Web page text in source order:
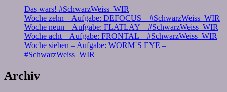
Das wars! #SchwarzWeiss_WIR
Woche zehn – Aufgabe: DEFOCUS – #SchwarzWeiss_WIR
Woche neun – Aufgabe: FLATLAY – #SchwarzWeiss_WIR
Woche acht – Aufgabe: FRONTAL – #SchwarzWeiss_WIR
Woche sieben – Aufgabe: WORM´S EYE –
#SchwarzWeiss_WIR
Archiv